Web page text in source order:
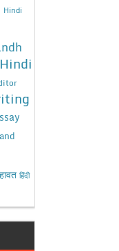
Hindi
Hindi
हिंदी